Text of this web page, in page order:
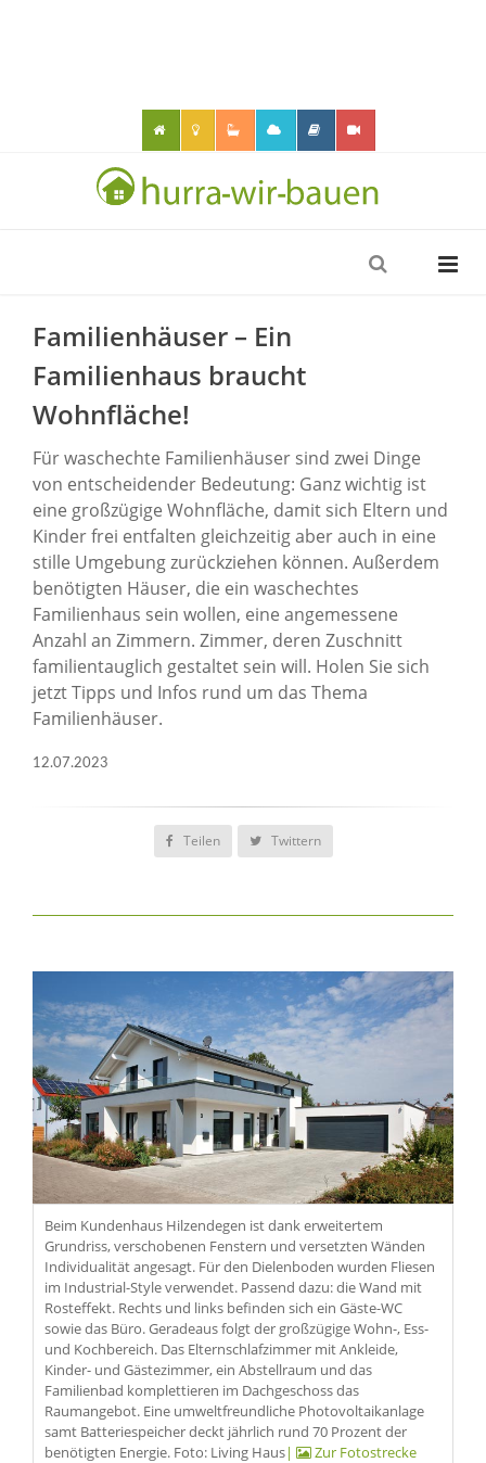
Familienhäuser – Ein
Familienhaus braucht
Wohnfläche!
Für waschechte Familienhäuser sind zwei Dinge
von entscheidender Bedeutung: Ganz wichtig ist
eine großzügige Wohnfläche, damit sich Eltern und
Kinder frei entfalten gleichzeitig aber auch in eine
stille Umgebung zurückziehen können. Außerdem
benötigten Häuser, die ein waschechtes
Familienhaus sein wollen, eine angemessene
Anzahl an Zimmern. Zimmer, deren Zuschnitt
familientauglich gestaltet sein will. Holen Sie sich
jetzt Tipps und Infos rund um das Thema
Familienhäuser.
12.07.2023
Teilen Twittern
Beim Kundenhaus Hilzendegen ist dank erweitertem
Grundriss, verschobenen Fenstern und versetzten Wänden
Individualität angesagt. Für den Dielenboden wurden Fliesen
im Industrial-Style verwendet. Passend dazu: die Wand mit
Rosteffekt. Rechts und links befinden sich ein Gäste-WC
sowie das Büro. Geradeaus folgt der großzügige Wohn-, Ess-
und Kochbereich. Das Elternschlafzimmer mit Ankleide,
Kinder- und Gästezimmer, ein Abstellraum und das
Familienbad komplettieren im Dachgeschoss das
Raumangebot. Eine umweltfreundliche Photovoltaikanlage
samt Batteriespeicher deckt jährlich rund 70 Prozent der
benötigten Energie. Foto: Living Haus| Zur Fotostrecke